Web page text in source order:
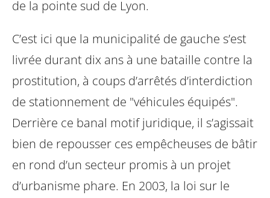
de la pointe sud de Lyon.
C’est ici que la municipalité de gauche s’est
livrée durant dix ans à une bataille contre la
prostitution, à coups d’arrêtés d’interdiction
de stationnement de "véhicules équipés".
Derrière ce banal motif juridique, il s’agissait
bien de repousser ces empêcheuses de bâtir
en rond d’un secteur promis à un projet
d’urbanisme phare. En 2003, la loi sur le